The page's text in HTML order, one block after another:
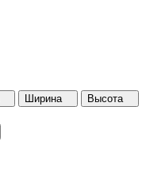
Ширина
Высота